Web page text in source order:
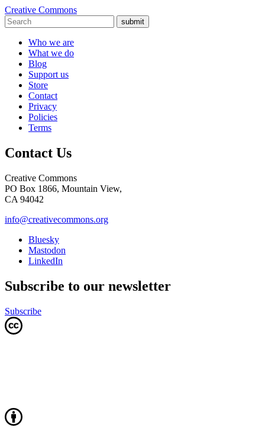
Creative Commons
submit
Who we are
What we do
Blog
Support us
Store
Contact
Privacy
Policies
Terms
Contact Us
Creative Commons
PO Box 1866, Mountain View,
CA 94042
info@creativecommons.org
Bluesky
Mastodon
LinkedIn
Subscribe to our newsletter
Subscribe